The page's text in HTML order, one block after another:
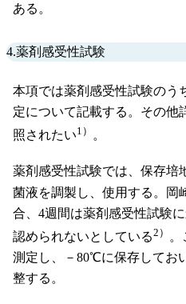
ある。
4.薬剤感受性試験
本項では薬剤感受性試験のう
定について記載する。その他
照されたい1） 。
薬剤感受性試験では、保存培
菌液を調製し、使用する。
合、4週間は薬剤感受性試験
認められないとしている2）
。
測定し、－80℃に保存してお
整する。